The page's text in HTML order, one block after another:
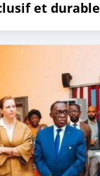
et durable